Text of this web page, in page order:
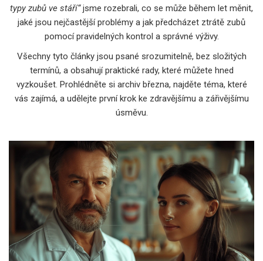
typy zubů ve stáří“jsme rozebrali, co se může během let měnit,
jaké jsou nejčastější problémy a jak předcházet ztrátě zubů
pomocí pravidelných kontrol a správné výživy.
Všechny tyto články jsou psané srozumitelně, bez složitých
termínů, a obsahují praktické rady, které můžete hned
vyzkoušet. Prohlédněte si archiv března, najděte téma, které
vás zajímá, a udělejte první krok ke zdravějšímu a zářivějšímu
úsměvu.